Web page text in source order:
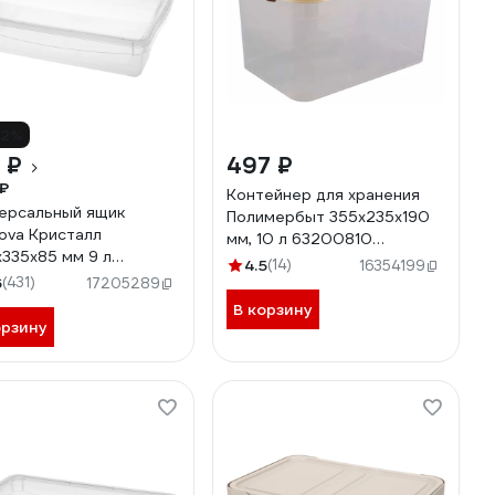
₽
ящик
Кристалл
мм 9 л
431249401
(431) 17205289
497 ₽
Контейнер для хранения
Полимербыт 355х235х190
мм, 10 л 63200810
438100000
4.5(14) 16354199
В корзину